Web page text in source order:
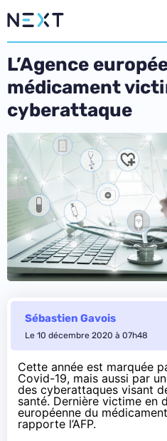
L’Agence
médicament
cyberattaque
Sébastien Gavois
Le 10 décembre 2020 à 07h48
Cette année est marquée
Covid-19, mais aussi par
des cyberattaques visant
santé. Dernière victime en
européenne du
rapporte l’AFP.